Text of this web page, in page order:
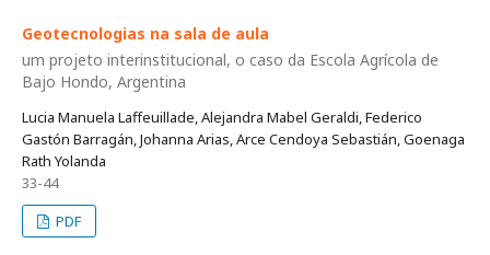
Geotecnologias na sala de aula
um projeto interinstitucional, o caso da Escola Agrícola de
Bajo Hondo, Argentina
Lucia Manuela Laffeuillade, Alejandra Mabel Geraldi, Federico
Gastón Barragán, Johanna Arias, Arce Cendoya Sebastián, Goenaga
Rath Yolanda
33-44
PDF